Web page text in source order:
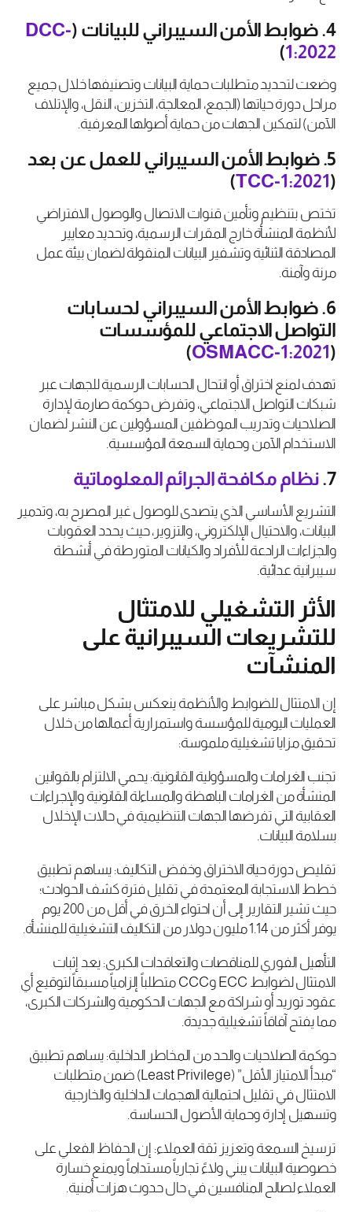
4. ضوابط الأمن السيبراني للبيانات (
DCC-
1:2022
)
وضعت لتحديد متطلبات حماية البيانات وتصنيفها خلال جميع
مراحل دورة حياتها (الجمع، المعالجة، التخزين، النقل، والإتلاف
الآمن) لتمكين الجهات من حماية أصولها المعرفية.
5. ضوابط الأمن السيبراني للعمل عن بعد
(
TCC-1:2021
)
تختص بتنظيم وتأمين قنوات الاتصال والوصول الافتراضي
لأنظمة المنشأة خارج المقرات الرسمية، وتحديد معايير
المصادقة الثنائية وتشفير البيانات المنقولة لضمان بيئة عمل
مرنة وآمنة.
6. ضوابط الأمن السيبراني لحسابات
التواصل الاجتماعي للمؤسسات
(
OSMACC-1:2021
)
تهدف لمنع اختراق أو انتحال الحسابات الرسمية للجهات عبر
شبكات التواصل الاجتماعي، وتفرض حوكمة صارمة لإدارة
الصلاحيات وتدريب الموظفين المسؤولين عن النشر لضمان
الاستخدام الآمن وحماية السمعة المؤسسية.
7. نظاممكافحةالجرائمالمعلوماتية
التشريع الأساسي الذي يتصدى للوصول غير المصرح به، وتدمير
البيانات، والاحتيال الإلكتروني، والتزوير، حيث يحدد العقوبات
والجزاءات الرادعة للأفراد والكيانات المتورطة في أنشطة
سيبرانية عدائية.
الأثر التشغيلي للامتثال
للتشريعات السيبرانية على
المنشآت
إن الامتثال للضوابط والأنظمة ينعكس بشكل مباشر على
العمليات اليومية للمؤسسة واستمرارية أعمالها من خلال
تحقيق مزايا تشغيلية ملموسة:
تجنب الغرامات والمسؤولية القانونية: يحمي الالتزام بالقوانين
المنشأة من الغرامات الباهظة والمساءلة القانونية والإجراءات
العقابية التي تفرضها الجهات التنظيمية في حالات الإخلال
بسلامة البيانات.
تقليص دورة حياة الاختراق وخفض التكاليف: يساهم تطبيق
خطط الاستجابة المعتمدة في تقليل فترة كشف الحوادث؛
حيث تشير التقارير إلى أن احتواء الخرق في أقل من 200 يوم
يوفر أكثر من 1.14 مليون دولار من التكاليف التشغيلية للمنشأة.
التأهيل الفوري للمناقصات والتعاقدات الكبرى: يعد إثبات
الامتثال لضوابط ECC وCCC متطلباً إلزامياً مسبقاً لتوقيع أي
عقود توريد أو شراكة مع الجهات الحكومية والشركات الكبرى،
مما يفتح آفاقاً تشغيلية جديدة.
حوكمة الصلاحيات والحد من المخاطر الداخلية: يساهم تطبيق
“مبدأ الامتياز الأقل” (Least Privilege) ضمن متطلبات
الامتثال في تقليل احتمالية الهجمات الداخلية والخارجية
وتسهيل إدارة وحماية الأصول الحساسة.
ترسيخ السمعة وتعزيز ثقة العملاء: إن الحفاظ الفعلي على
خصوصية البيانات يبني ولاءً تجارياً مستداماً ويمنع خسارة
العملاء لصالح المنافسين في حال حدوث هزات أمنية.